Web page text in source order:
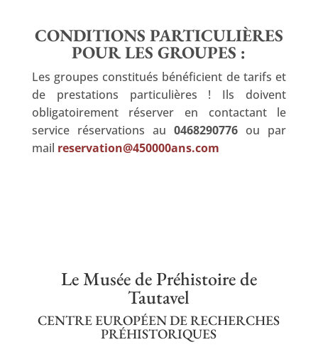
CONDITIONS PARTICULIÈRES
POUR LES GROUPES :
Les groupes constitués bénéficient de tarifs et
de prestations particulières ! Ils doivent
obligatoirement réserver en contactant le
service réservations au0468290776 ou par
mail reservation@450000ans.com
Le Musée de Préhistoire de
Tautavel
CENTRE EUROPÉEN DE RECHERCHES
PRÉHISTORIQUES